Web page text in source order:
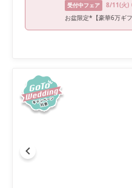
受付中フェア 8/11(火)